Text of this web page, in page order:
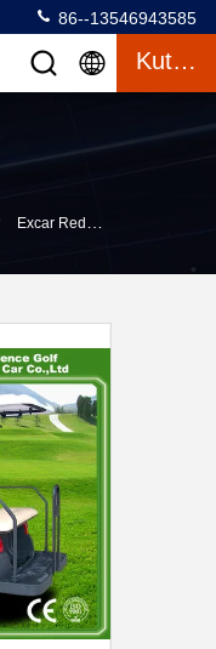
86--13546943585
Kutipan
Excar Red Motorized Golf Buggies 4 Dan 2 Kursi Cerdas Onbaord Charger